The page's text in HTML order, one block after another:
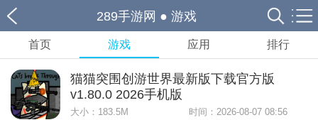
289手游网 ● 游戏
首页 游戏 应用 排行
猫猫突围创游世界最新版下载官方版
v1.80.0 2026手机版
大小： 183.5M
时间：2026-08-07 08:56